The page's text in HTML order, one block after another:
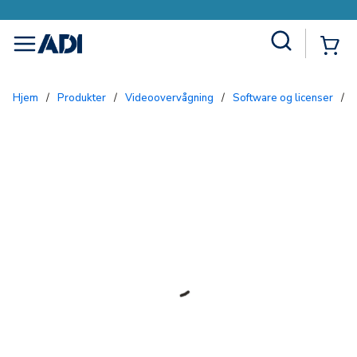
menu
Hjem / Produkter / Videoovervågning / Software og licenser /